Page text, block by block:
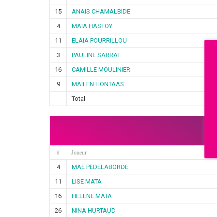
15
ANAIS CHAMALBIDE
4
MAIA HASTOY
11
ELAIA POURRILLOU
3
PAULINE SARRAT
16
CAMILLE MOULINIER
9
MAILEN HONTAAS
Total
# Joueur
4 MAE PEDELABORDE
11
LISE MATA
16
HELENE MATA
26
NINA HURTAUD